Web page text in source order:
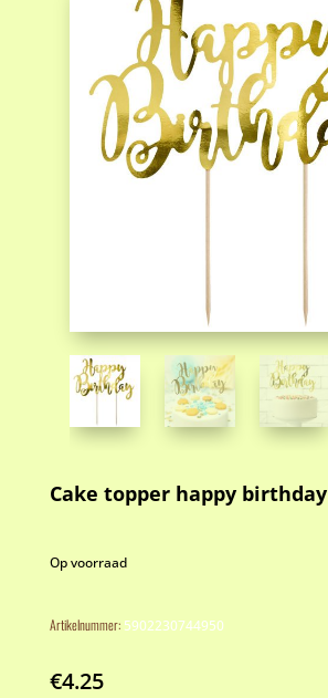
Cake topper happy birthday
Op voorraad
Artikelnummer: 5902230744950
€4.25